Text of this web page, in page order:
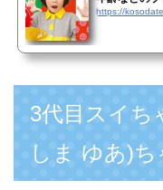
https://
3代目スイち
しま ゆあ)ち